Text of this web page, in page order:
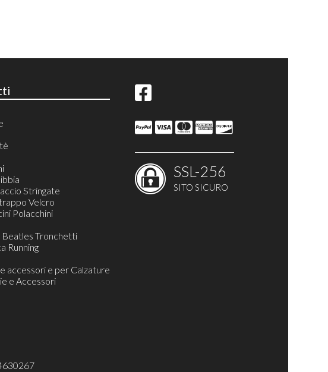
Stringate
Velcro
Polacchini
Tronchetti
Running
accessori e per Calzature
e Accessori
SSL-256
SITO SICURO